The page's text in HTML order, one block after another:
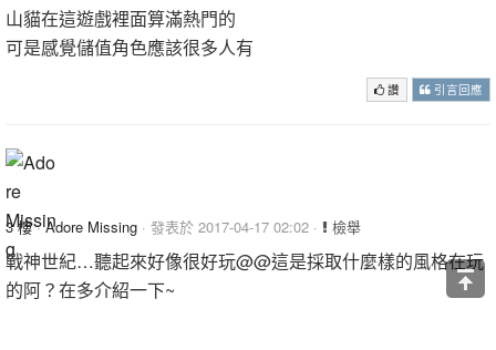
山貓在這遊戲裡面算滿熱門的
可是感覺儲值角色應該很多人有
讚 引言回應
3 樓·Adore Missing · 發表於 2017-04-17 02:02 · 檢舉
戰神世紀…聽起來好像很好玩@@這是採取什麼樣的風格在玩
的阿？在多介紹一下~